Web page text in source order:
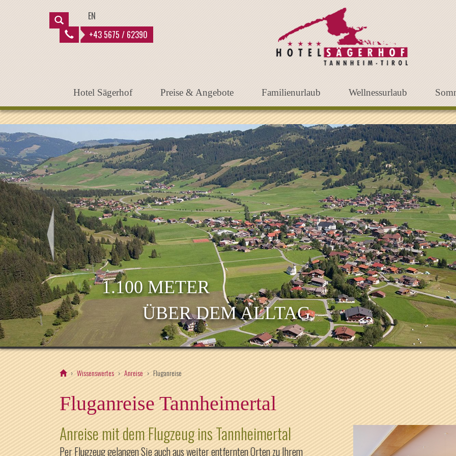
EN
+43 5675 / 62390
Hotel Sägerhof Preise & Angebote Familienurlaub Wellnessurlaub
1.100 METER
ÜBER DEM ALLTAG
Wissenswertes Anreise Fluganreise
Fluganreise Tannheimertal
Anreise mit dem Flugzeug ins Tannheimertal
Per Flugzeug gelangen Sie auch aus weiter entfernten Orten zu Ihrem